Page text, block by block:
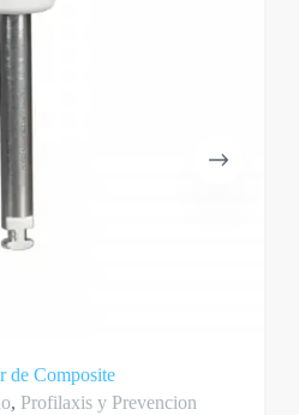
de Composite
, Profilaxis y Prevencion